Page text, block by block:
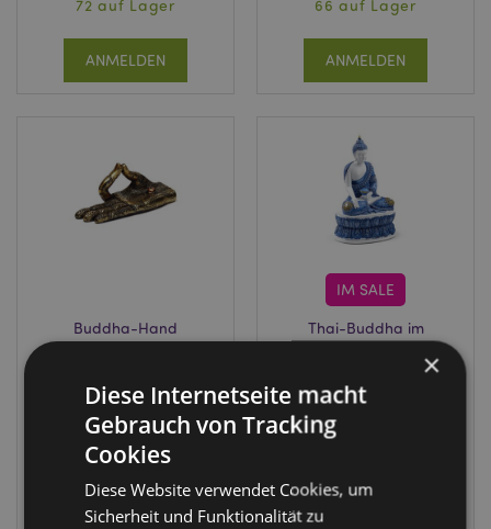
72 auf Lager
ANMELDEN
66 auf Lager
ANMELDEN
Buddha-Hand
BUD387
FÄLLIG:
12/10/2026
IM SALE
Thai-Buddha im
BUD381
×
Diese Internetseite macht
Gebrauch von Tracking
Cookies
Diese Website verwendet Cookies, um
Sicherheit und Funktionalität zu